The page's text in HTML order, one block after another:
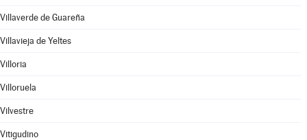
Villaverde de Guareña
Villavieja de Yeltes
Villoria
Villoruela
Vilvestre
Vitigudino